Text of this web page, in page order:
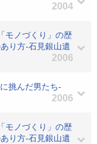
2004
モノづくり」の歴
り方-石見銀山遺
2006
挑んだ男たち-
2006
モノづくり」の歴
り方-石見銀山遺